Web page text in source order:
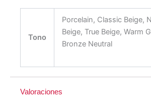
Tono
Porcelain, Classic Beige,
Beige, True Beige, Warm
Bronze Neutral
Valoraciones